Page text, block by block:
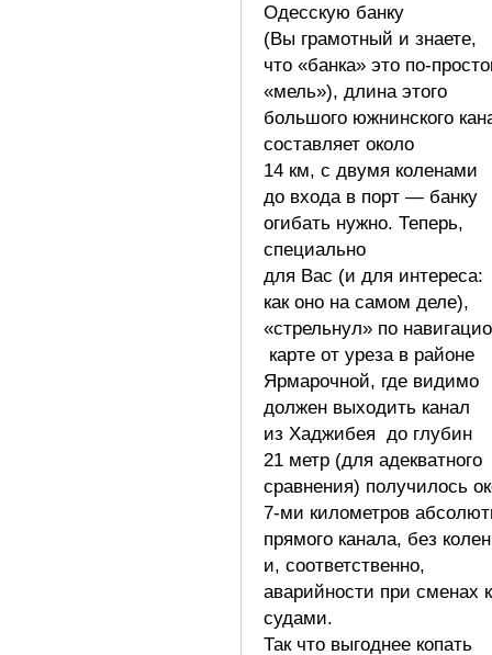
Одесскую банку
(Вы грамотный и знаете,
что «банка» это по-
«мель»), длина этого
большого южнинского
составляет около
14 км, с двумя коленами
до входа в порт — банку
огибать нужно. Теперь,
специально
для Вас (и для интереса:
как оно на самом деле),
«стрельнул» по
карте от уреза в районе
Ярмарочной, где видимо
должен выходить канал
из Хаджибея до глубин
21 метр (для адекватного
сравнения) получилось
7-ми километров
прямого канала, без колен
и, соответственно,
аварийности при сменах
судами.
Так что выгоднее копать